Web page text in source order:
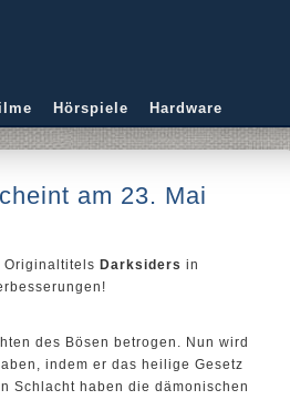
Hörspiele Hardware
am 23. Mai
Originaltitels Darksiders in
des Bösen betrogen. Nun wird
indem er das heilige Gesetz
Schlacht haben die dämonischen